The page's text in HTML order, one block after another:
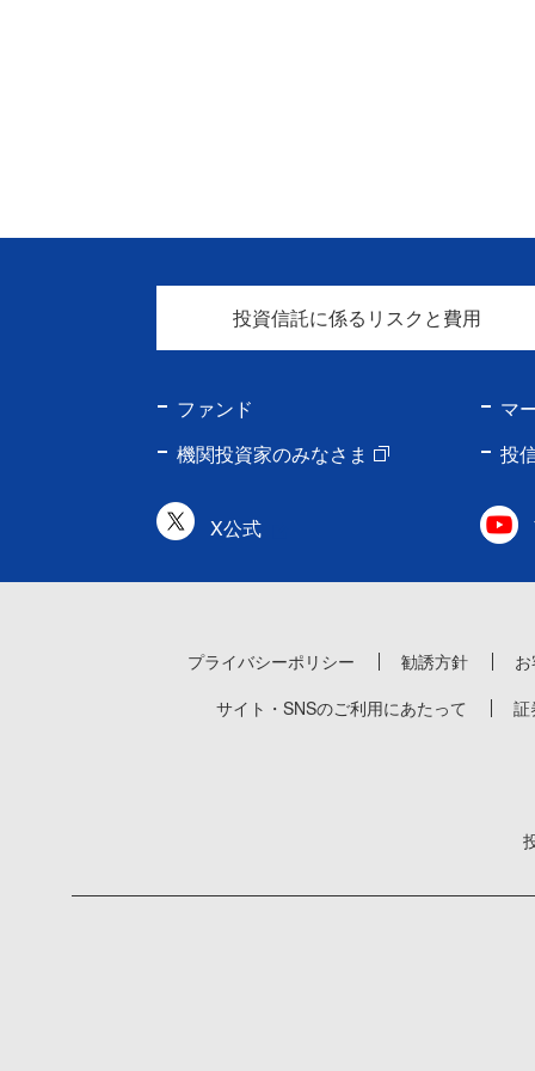
投資信託に係るリスクと費用
ファンド マ
機関投資家のみなさま
投
X公式
プライバシーポリシー 勧誘方針
サイト・SNSのご利用にあたって
証